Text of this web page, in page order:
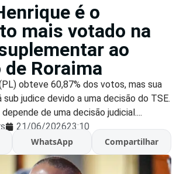
é o
mais votado na
ao
de Roraima
obteve 60,87% dos votos, mas sua
judice devido a uma decisão do TSE.
de uma decisão judicial....
21/06/202623:10
WhatsApp Compartilhar